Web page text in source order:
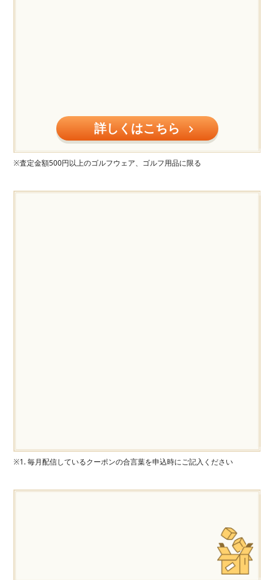
詳しくはこちら
※査定金額500円以上のゴルフウェア、ゴルフ用品に限る
※1. 毎月配信しているクーポンの合言葉を申込時にご記入ください